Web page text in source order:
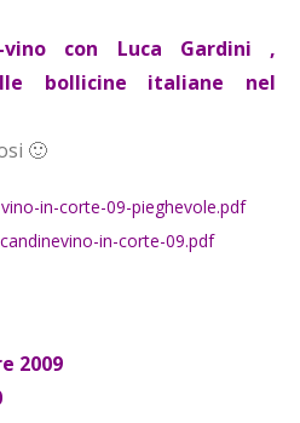
vino con Luca Gardini ,
bollicine italiane nel
🙂
vino-in-corte-09-pieghevole.pdf
in-corte-09.pdf
2009